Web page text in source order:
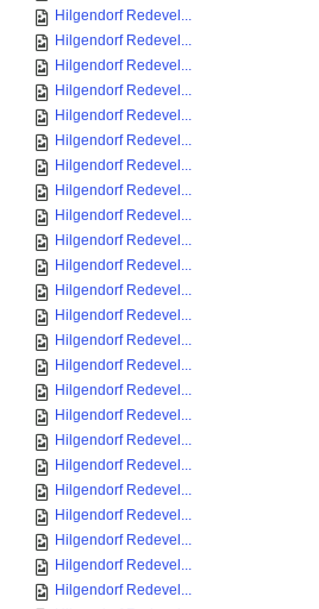
Hilgendorf Redevel...
Hilgendorf Redevel...
Hilgendorf Redevel...
Hilgendorf Redevel...
Hilgendorf Redevel...
Hilgendorf Redevel...
Hilgendorf Redevel...
Hilgendorf Redevel...
Hilgendorf Redevel...
Hilgendorf Redevel...
Hilgendorf Redevel...
Hilgendorf Redevel...
Hilgendorf Redevel...
Hilgendorf Redevel...
Hilgendorf Redevel...
Hilgendorf Redevel...
Hilgendorf Redevel...
Hilgendorf Redevel...
Hilgendorf Redevel...
Hilgendorf Redevel...
Hilgendorf Redevel...
Hilgendorf Redevel...
Hilgendorf Redevel...
Hilgendorf Redevel...